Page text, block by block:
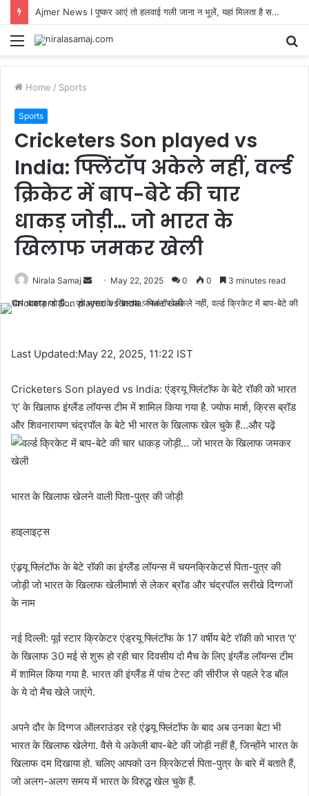
Ajmer News I पुष्कर आएं तो हलवाई गली जाना न भूलें, यहां मिलता है सदियों पुरानी मिठास का स्वाद
Menu
Home / Sports
Sports
Cricketers Son played vs
India: फ्लिंटॉप अकेले नहीं, वर्ल्ड
क्रिकेट में बाप-बेटे की चार
धाकड़ जोड़ी… जो भारत के
खिलाफ जमकर खेली
Nirala Samaj
Send May 22, 2025 0 0 3 minutes read
Last Updated:May 22, 2025, 11:22 IST
Cricketers Son played vs India: एंड्रयू फ्लिंटॉफ के बेटे रॉकी को भारत
‘ए’ के खिलाफ इंग्लैंड लॉयन्स टीम में शामिल किया गया है. ज्योफ मार्श, क्रिस ब्रॉड
और शिवनारायण चंद्रपॉल के बेटे भी भारत के खिलाफ खेल चुके हैं…और पढ़ें
भारत के खिलाफ खेलने वाली पिता-पुत्र की जोड़ी
हाइलाइट्स
एंड्र्यू फ्लिंटॉफ के बेटे रॉकी का इंग्लैंड लॉयन्स में चयनक्रिकेटर्स पिता-पुत्र की
जोड़ी जो भारत के खिलाफ खेलीमार्श से लेकर ब्रॉड और चंद्रपॉल सरीखे दिग्गजों
के नाम
नई दिल्ली: पूर्व स्टार क्रिकेटर एंड्रयू फ्लिंटॉफ के 17 वर्षीय बेटे रॉकी को भारत ‘ए’
के खिलाफ 30 मई से शुरू हो रही चार दिवसीय दो मैच के लिए इंग्लैंड लॉयन्स टीम
में शामिल किया गया है. भारत की इंग्लैंड में पांच टेस्ट की सीरीज से पहले रेड बॉल
के ये दो मैच खेले जाएंगे.
अपने दौर के दिग्गज ऑलराउंडर रहे एंड्र्यू फ्लिंटॉफ के बाद अब उनका बेटा भी
भारत के खिलाफ खेलेगा. वैसे ये अकेली बाप-बेटे की जोड़ी नहीं हैं, जिन्होंने भारत के
खिलाफ दम दिखाया हो. चलिए आपको उन क्रिकेटर्स पिता-पुत्र के बारे में बताते हैं,
जो अलग-अलग समय में भारत के विरुद्ध खेल चुके हैं.